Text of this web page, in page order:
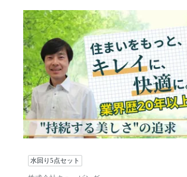
水回り5点セット